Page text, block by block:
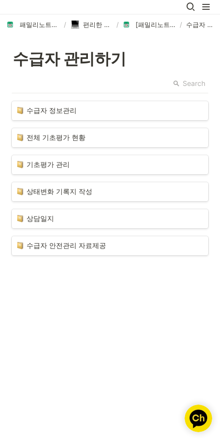
패밀리노트에 오신 것을 환영합니다👏🏻 / 편리한 업무관리 ERP / [패밀리노트] 패밀리케어 방문요양 ERP / 수급자 관리하기
수급자 관리하기
Search
수급자 정보관리
전체 기초평가 현황
기초평가 관리
상태변화 기록지 작성
상담일지
수급자 안전관리 자료제공